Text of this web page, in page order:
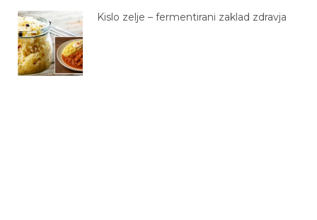
Kislo zelje – fermentirani zaklad zdravja